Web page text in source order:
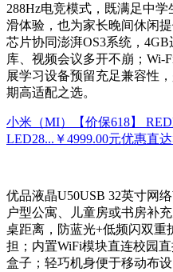
288Hz电竞模式，既满足中
滑体验，也为家长晚间休闲
芯片协同澎湃OS3系统，
库、视频会议多开不崩；Wi-
展学习设备预留充足兼容性
期高适配之选。
小米（MI）【价保618】
LED28... ￥4999.00元优惠直
优品液晶U50USB 32英寸网
户型公寓、儿童房或书房补
桌距离，防蓝光+低频闪双重
担；内置WiFi模块直连校园
盒子；轻巧机身便于移动布